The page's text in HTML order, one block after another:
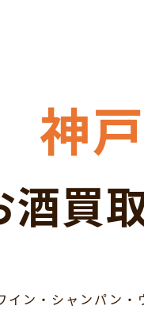
神
酒買
イン・シャンパン